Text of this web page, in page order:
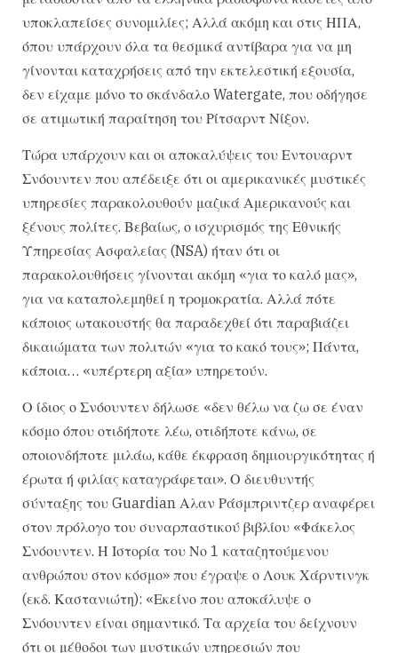
υποκλαπείσες συνομιλίες; Αλλά ακόμη και στις ΗΠΑ,
όπου υπάρχουν όλα τα θεσμικά αντίβαρα για να μη
γίνονται καταχρήσεις από την εκτελεστική εξουσία,
δεν είχαμε μόνο το σκάνδαλο Watergate, που οδήγησε
σε ατιμωτική παραίτηση του Ρίτσαρντ Νίξον.
Τώρα υπάρχουν και οι αποκαλύψεις του Εντουαρντ
Σνόουντεν που απέδειξε ότι οι αμερικανικές μυστικές
υπηρεσίες παρακολουθούν μαζικά Αμερικανούς και
ξένους πολίτες. Βεβαίως, ο ισχυρισμός της Εθνικής
Υπηρεσίας Ασφαλείας (NSA) ήταν ότι οι
παρακολουθήσεις γίνονται ακόμη «για το καλό μας»,
για να καταπολεμηθεί η τρομοκρατία. Αλλά πότε
κάποιος ωτακουστής θα παραδεχθεί ότι παραβιάζει
δικαιώματα των πολιτών «για το κακό τους»; Πάντα,
κάποια… «υπέρτερη αξία» υπηρετούν.
Ο ίδιος ο Σνόουντεν δήλωσε «δεν θέλω να ζω σε έναν
κόσμο όπου οτιδήποτε λέω, οτιδήποτε κάνω, σε
οποιονδήποτε μιλάω, κάθε έκφραση δημιουργικότητας ή
έρωτα ή φιλίας καταγράφεται». Ο διευθυντής
σύνταξης του Guardian Αλαν Ράσμπριντζερ αναφέρει
στον πρόλογο του συναρπαστικού βιβλίου «Φάκελος
Σνόουντεν. Η Ιστορία του Νο 1 καταζητούμενου
ανθρώπου στον κόσμο» που έγραψε ο Λουκ Χάρντινγκ
(εκδ. Καστανιώτη): «Εκείνο που αποκάλυψε ο
Σνόουντεν είναι σημαντικό. Τα αρχεία του δείχνουν
ότι οι μέθοδοι των μυστικών υπηρεσιών που